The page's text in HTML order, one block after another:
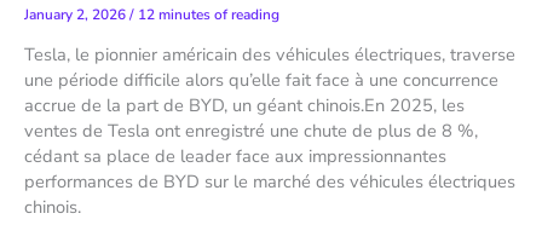
January 2, 2026/ 12 minutes of reading
Tesla, le pionnier américain des véhicules électriques, traverse
une période difficile alors qu’elle fait face à une concurrence
accrue de la part de BYD, un géant chinois.En 2025, les
ventes de Tesla ont enregistré une chute de plus de 8 %,
cédant sa place de leader face aux impressionnantes
performances de BYD sur le marché des véhicules électriques
chinois.